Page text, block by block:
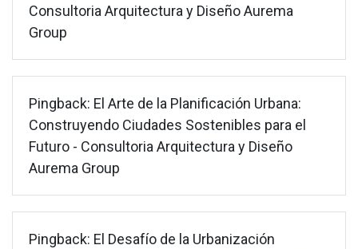
Consultoria Arquitectura y Diseño Aurema
Group
Pingback: El Arte de la Planificación Urbana:
Construyendo Ciudades Sostenibles para el
Futuro - Consultoria Arquitectura y Diseño
Aurema Group
Pingback: El Desafío de la Urbanización